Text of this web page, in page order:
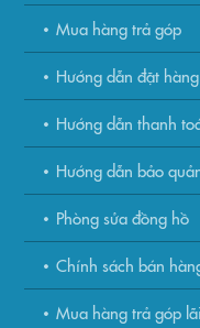
Mua hàng trả góp
Hướng dẫn đặt hàng
Hướng dẫn thanh
Hướng dẫn bảo
Phòng sửa đồng hồ
Chính sách bán
Mua hàng trả góp